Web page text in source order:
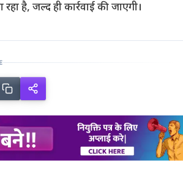
है, जल्द ही कार्रवाई की जाएगी।